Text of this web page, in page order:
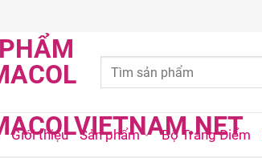
Giới thiệu Sản phẩm Bộ Trang Điểm